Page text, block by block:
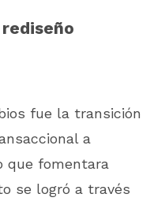
fue la transición
a
que fomentara
se logró a través